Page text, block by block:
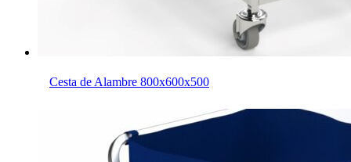
Cesta de Alambre 800x600x500